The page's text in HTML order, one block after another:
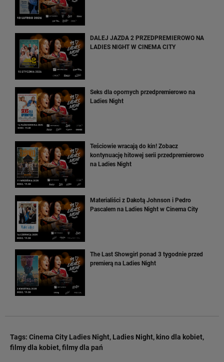
DALEJ JAZDA 2 PRZEDPREMIEROWO NA
LADIES NIGHT W CINEMA CITY
Seks dla opornych przedpremierowo na
Ladies Night
Teściowie wracają do kin! Zobacz
kontynuację hitowej serii przedpremierowo
na Ladies Night
Materialiści z Dakotą Johnson i Pedro
Pascalem na Ladies Night w Cinema City
The Last Showgirl ponad 3 tygodnie przed
premierą na Ladies Night
Tags: Cinema City Ladies Night, Ladies Night, kino dla kobiet,
filmy dla kobiet,filmy dla pań